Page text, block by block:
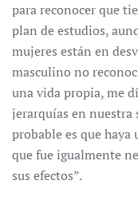
para reconocer que
plan de estudios,
mujeres están en
masculino no
una vida propia, me
jerarquías en nuestra
probable es que
que fue igualmente
sus efectos”.